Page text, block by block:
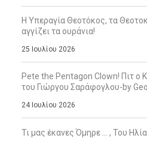
Η Υπεραγία Θεοτόκος, τα
αγγίζει τα ουράνια!
25 Ιουλίου 2026
Pete the Pentagon Clown! Πιτ ο
του Γιώργου Σαράφογλου-by
24 Ιουλίου 2026
Τι μας έκανες Όμηρε … , Του